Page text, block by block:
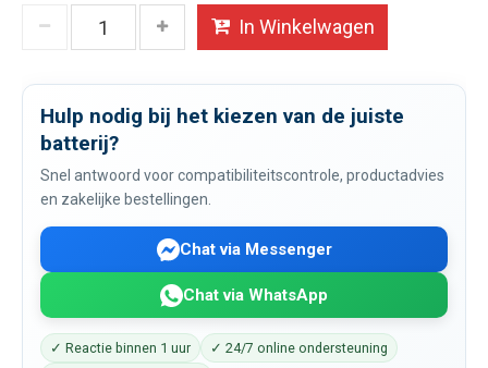
In Winkelwagen
Hulp nodig bij het kiezen van de juiste
batterij?
Snel antwoord voor compatibiliteitscontrole, productadvies
en zakelijke bestellingen.
Chat via Messenger
Chat via WhatsApp
✓ Reactie binnen 1 uur
✓ 24/7 online ondersteuning